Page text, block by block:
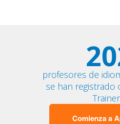
profesores de
se han registrado
Comienza a